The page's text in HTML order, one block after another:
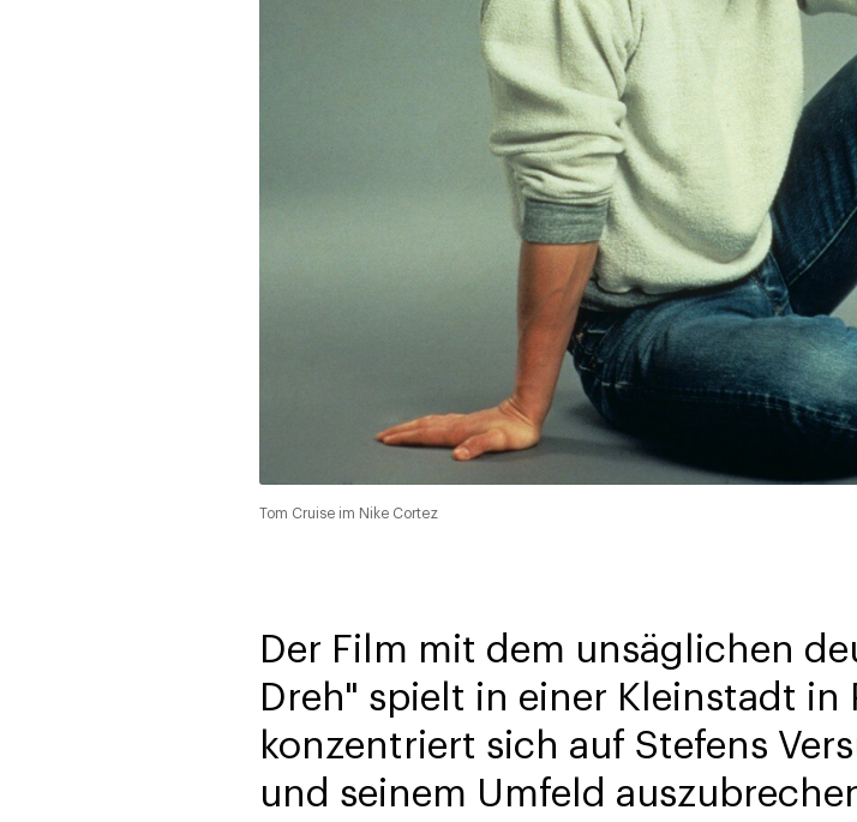
Tom Cruise im Nike Cortez
Der Film mit dem unsäglichen
Dreh" spielt in einer Kleinstadt in
konzentriert sich auf Stefens
und seinem Umfeld